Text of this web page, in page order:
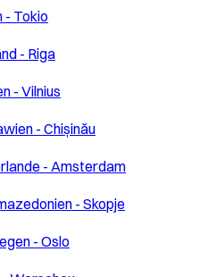
- Tokio
- Riga
- Vilnius
- Chișinău
- Amsterdam
- Skopje
- Oslo